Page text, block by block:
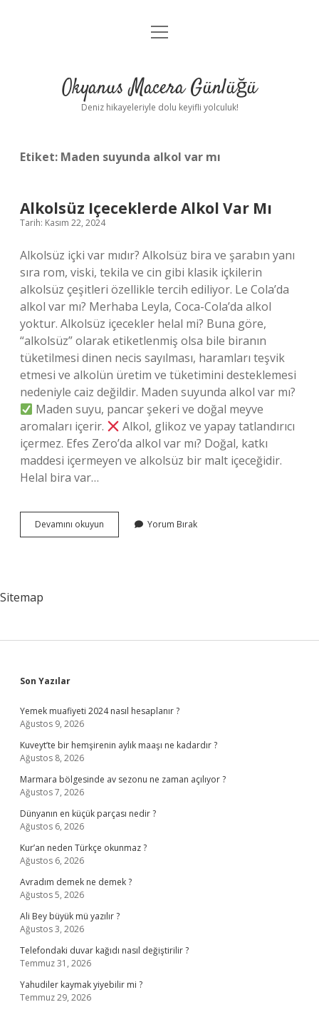
Anasayfa
Yasal Uyarı
menüyü
Okyanus Macera Günlüğü
Deniz hikayeleriyle dolu keyifli yolculuk!
Etiket: Maden suyunda alkol var mı
Alkolsüz Içeceklerde Alkol Var Mı
Tarih: Kasım 22, 2024
Alkolsüz içki var mıdır? Alkolsüz bira ve şarabın yanı
sıra rom, viski, tekila ve cin gibi klasik içkilerin
alkolsüz çeşitleri özellikle tercih ediliyor. Le Cola’da
alkol var mı? Merhaba Leyla, Coca-Cola’da alkol
yoktur. Alkolsüz içecekler helal mi? Buna göre,
“alkolsüz” olarak etiketlenmiş olsa bile biranın
tüketilmesi dinen necis sayılması, haramları teşvik
etmesi ve alkolün üretim ve tüketimini desteklemesi
nedeniyle caiz değildir. Maden suyunda alkol var mı?
Maden suyu, pancar şekeri ve doğal meyve
aromaları içerir.
Alkol, glikoz ve yapay tatlandırıcı
içermez. Efes Zero’da alkol var mı? Doğal, katkı
maddesi içermeyen ve alkolsüz bir malt içeceğidir.
Helal bira var…
Devamını okuyun Alkolsüz
Içeceklerde
Yorum Bırak
Sitemap
Sidebar
Son Yazılar
Yemek muafiyeti 2024 nasıl hesaplanır ?
Ağustos 9, 2026
Kuveyt’te bir hemşirenin aylık maaşı ne kadardır ?
Ağustos 8, 2026
Marmara bölgesinde av sezonu ne zaman açılıyor ?
Ağustos 7, 2026
Dünyanın en küçük parçası nedir ?
Ağustos 6, 2026
Kur’an neden Türkçe okunmaz ?
Ağustos 6, 2026
Avradım demek ne demek ?
Ağustos 5, 2026
Ali Bey büyük mü yazılır ?
Ağustos 3, 2026
Telefondaki duvar kağıdı nasıl değiştirilir ?
Temmuz 31, 2026
Yahudiler kaymak yiyebilir mi ?
Temmuz 29, 2026